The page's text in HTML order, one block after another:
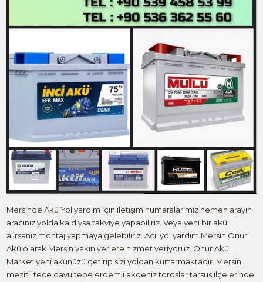
Mersinde Akü Yol yardım için iletişim numaralarımız hemen arayın
aracınız yolda kaldıysa takviye yapabiliriz. Veya yeni bir akü
alırsanız montaj yapmaya gelebiliriz. Acil yol yardım Mersin Onur
Akü olarak Mersin yakın yerlere hizmet veriyoruz. Onur Akü
Market yeni akünüzü getirip sizi yoldan kurtarmaktadır. Mersin
mezitli tece davultepe erdemli akdeniz toroslar tarsus ilçelerinde